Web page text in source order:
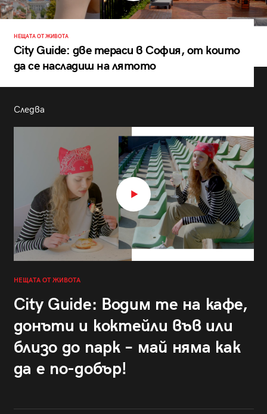
НЕЩАТА ОТ ЖИВОТА
City Guide: две тераси в София, от които
да се насладиш на лятото
Следва
НЕЩАТА ОТ ЖИВОТА
City Guide: Водим те на кафе,
донъти и коктейли във или
близо до парк – май няма как
да е по-добър!